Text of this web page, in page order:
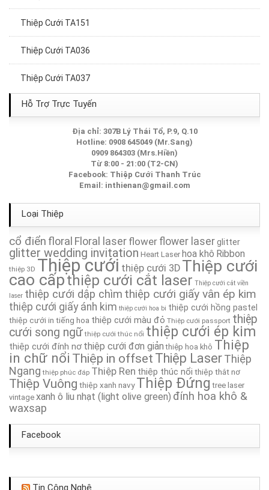
Thiệp Cưới TA151
Thiệp Cưới TA036
Thiệp Cưới TA037
Thiệp Cưới TA241A
Thiệp Cưới TA031
Thiệp Cưới TA209A
Thiệp Cưới TA152
Thiệp Cưới TA218A
Thiệp Cưới TA066
Thiệp Cưới TA178
Thiệp Cưới TA139
Thiệp cưới TA308
Thiệp cưới TA321
Thiệp Cưới TA286
Hỗ Trợ Trực Tuyến
Địa chỉ: 307B Lý Thái Tổ, P.9, Q.10
Hotline: 0908 645049 (Mr.Sang)
0909 864303 (Mrs.Hiền)
Từ 8:00 - 21:00 (T2-CN)
Facebook: Thiệp Cưới Thanh Trúc
Email: inthienan@gmail.com
Loại Thiệp
cổ điển floral Floral laser flower flower laserglitter
glitter wedding invitation Heart Laser hoa khô Ribbon
thiệp 3D Thiệp cưới thiệp cưới 3D Thiệp cưới
cao cấpthiệp cưới cắt laser Thiệp cưới cắt viền
laser thiệp cưới dập chìm thiệp cưới giấy vân ép kim
thiệp cưới giấy ánh kim thiệp cưới hoa bi thiệp cưới hồng pastel
thiệp cưới in tiếng hoa thiệp cưới màu đỏ Thiệp cưới passport thiệp
cưới song ngữ thiệp cưới thúc nổi thiệp cưới ép kim
thiệp cưới đính nơ thiệp cưới đơn giản thiệp hoa khô Thiệp
in chữ nổi Thiệp in offset Thiệp LaserThiệp
Ngang thiệp phúc đáp Thiệp Ren thiệp thúc nổi thiệp thắt nơ
Thiệp Vuông thiệp xanh navy Thiệp Đứng tree laser
vintage xanh ô liu nhạt (light olive green) đính hoa khô &
waxsap
Facebook
Tin Công Nghệ